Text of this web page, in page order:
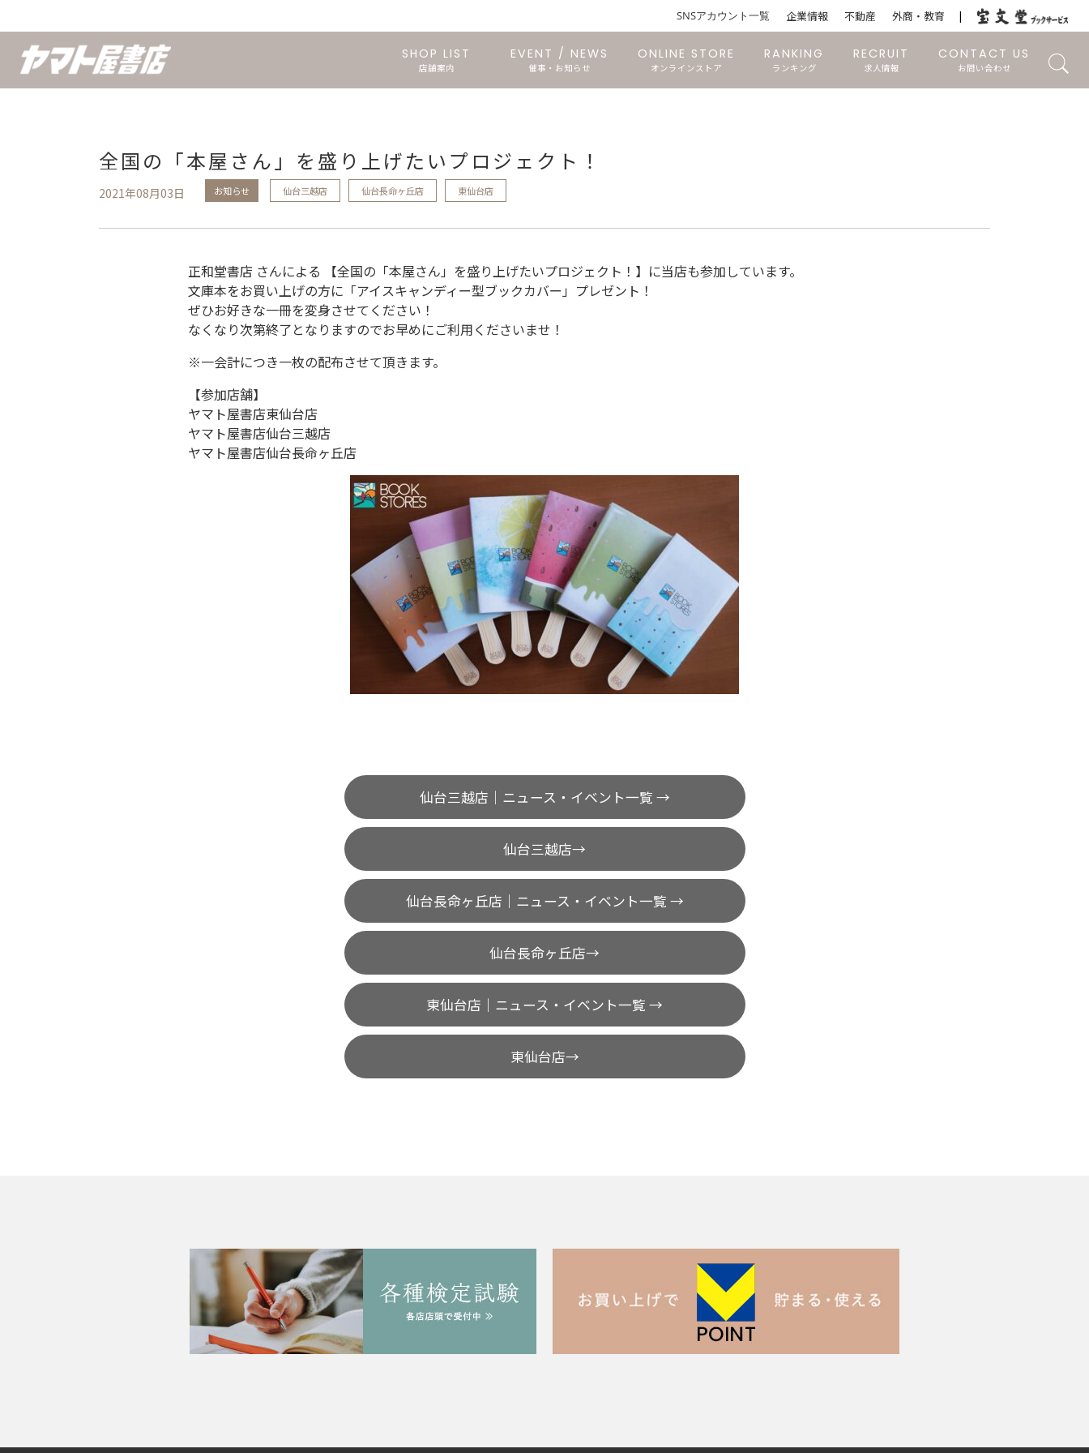
SNSアカウント一覧 企業情報 不動産 外商・教育
SHOP LIST
店舗案内
EVENT / NEWS
催事・お知らせ
ONLINE STORE
オンラインストア
RANKING
ランキング
RECRUIT
求人情報
CONTACT US
お問い合わせ
全国の「本屋さん」を盛り上げたいプロジェクト！
2021年08月03日 お知らせ 仙台三越店 仙台長命ヶ丘店 東仙台店
正和堂書店 さんによる 【全国の「本屋さん」を盛り上げたいプロジェクト！】に当店も参加しています。
文庫本をお買い上げの方に「アイスキャンディー型ブックカバー」プレゼント！
ぜひお好きな一冊を変身させてください！
なくなり次第終了となりますのでお早めにご利用くださいませ！
※一会計につき一枚の配布させて頂きます。
【参加店舗】
ヤマト屋書店東仙台店
ヤマト屋書店仙台三越店
ヤマト屋書店仙台長命ヶ丘店
仙台三越店｜ニュース・イベント一覧 →
仙台三越店→
仙台長命ヶ丘店｜ニュース・イベント一覧 →
仙台長命ヶ丘店→
東仙台店｜ニュース・イベント一覧 →
東仙台店→